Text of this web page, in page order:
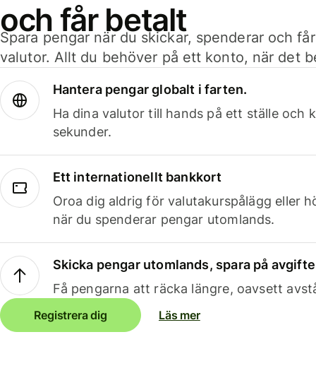
och får betalt
Spara pengar när du skickar, spenderar och
valutor. Allt du behöver på ett konto, när det
Hantera pengar globalt i farten.
Ha dina valutor till hands på ett ställe och
sekunder.
Ett internationellt bankkort
Oroa dig aldrig för valutakurspålägg eller
när du spenderar pengar utomlands.
Skicka pengar utomlands, spara på
Få pengarna att räcka längre, oavsett
Registrera dig Läs mer